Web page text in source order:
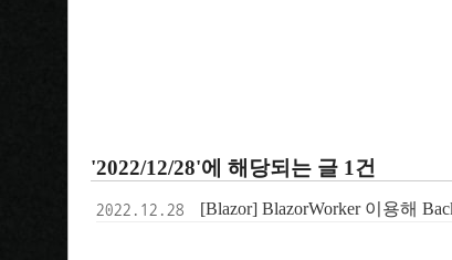
'2022/12/28'에 해당되는 글 1건
2022.12.28 [Blazor] BlazorWorker 이용해